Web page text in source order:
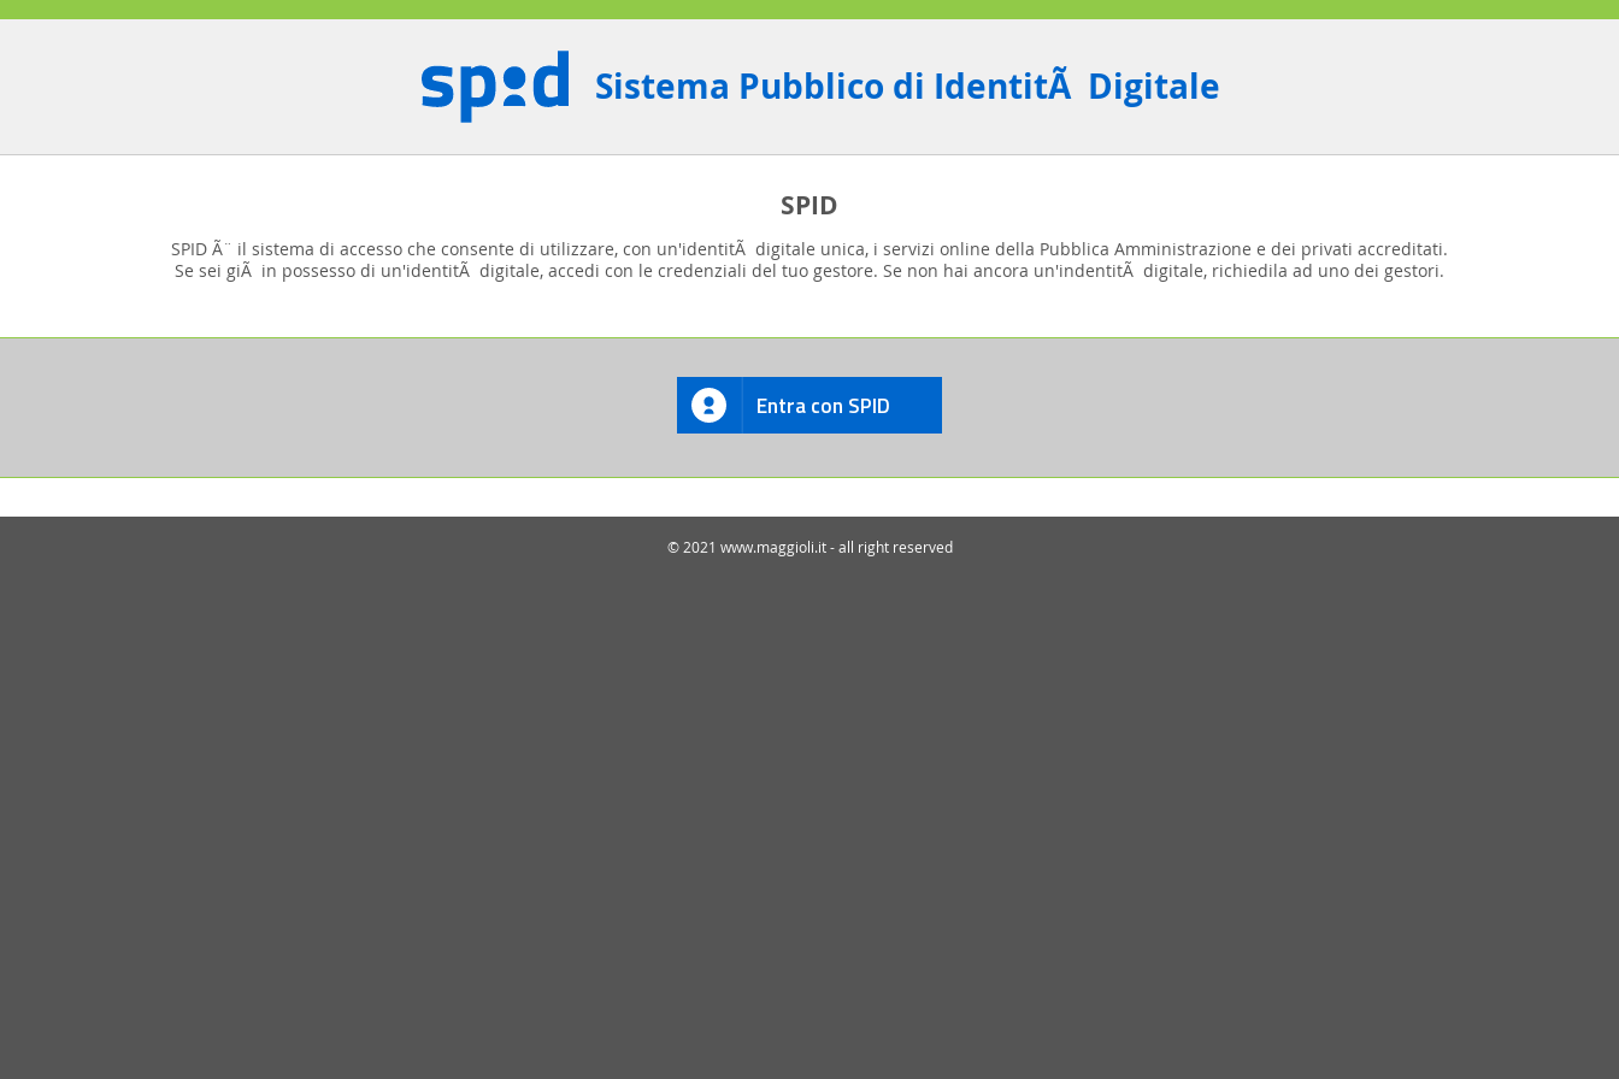
Sistema Pubblico di IdentitÃ Digitale
SPID
SPID Ã¨ il sistema di accesso che consente di utilizzare, con un'identitÃ digitale unica, i servizi online della Pubblica Amministrazione e dei privati accreditati.
Se sei giÃ in possesso di un'identitÃ digitale, accedi con le credenziali del tuo gestore. Se non hai ancora un'indentitÃ digitale, richiedila ad uno dei gestori.
Entra con SPID
© 2021 www.maggioli.it - all right reserved